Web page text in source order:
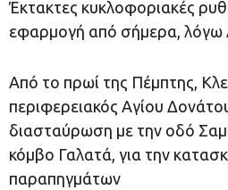
Έκτακτες κυκλοφοριακές
εφαρμογή από σήμερα, λόγω
Από το πρωί της Πέμπτης,
περιφερειακός Αγίου
διασταύρωση με την οδό
κόμβο Γαλατά, για την
παραπηγμάτων